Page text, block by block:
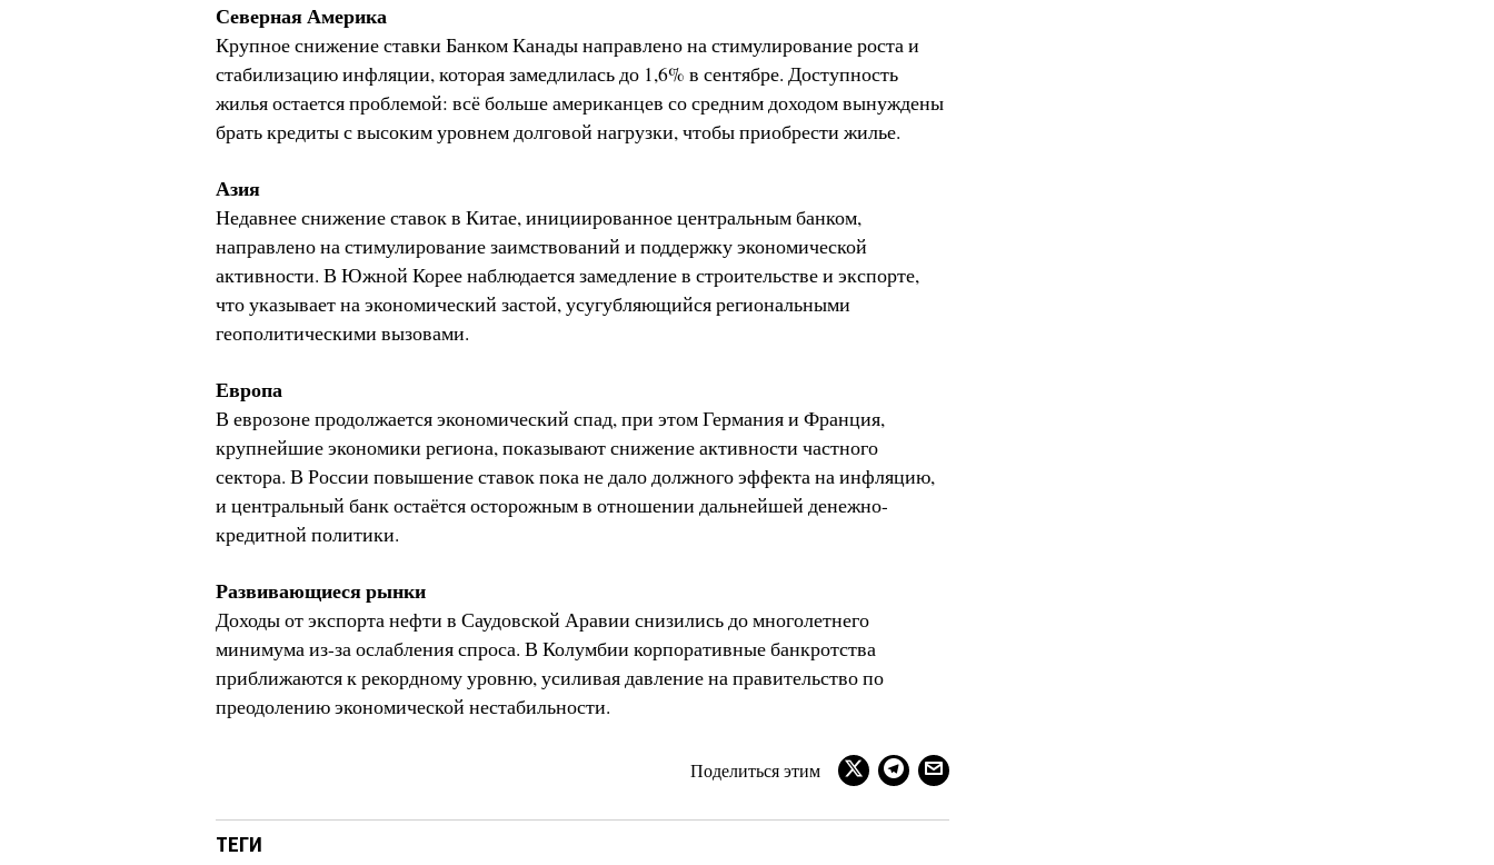
Северная Америка
Крупное снижение ставки Банком Канады направлено на стимулирование роста и
стабилизацию инфляции, которая замедлилась до 1,6% в сентябре. Доступность
жилья остается проблемой: всё больше американцев со средним доходом вынуждены
брать кредиты с высоким уровнем долговой нагрузки, чтобы приобрести жилье.
Азия
Недавнее снижение ставок в Китае, инициированное центральным банком,
направлено на стимулирование заимствований и поддержку экономической
активности. В Южной Корее наблюдается замедление в строительстве и экспорте,
что указывает на экономический застой, усугубляющийся региональными
геополитическими вызовами.
Европа
В еврозоне продолжается экономический спад, при этом Германия и Франция,
крупнейшие экономики региона, показывают снижение активности частного
сектора. В России повышение ставок пока не дало должного эффекта на инфляцию,
и центральный банк остаётся осторожным в отношении дальнейшей денежно-
кредитной политики.
Развивающиеся рынки
Доходы от экспорта нефти в Саудовской Аравии снизились до многолетнего
минимума из-за ослабления спроса. В Колумбии корпоративные банкротства
приближаются к рекордному уровню, усиливая давление на правительство по
преодолению экономической нестабильности.
Поделиться этим
ТЕГИ